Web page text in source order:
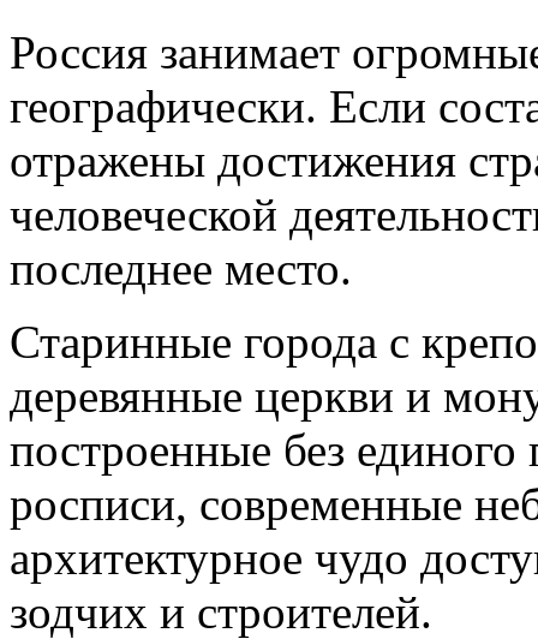
Россия занимает
географически. Если
отражены достижения
человеческой
последнее место.
Старинные города с
деревянные церкви и
построенные без
росписи, современные
архитектурное чудо
зодчих и строителей.